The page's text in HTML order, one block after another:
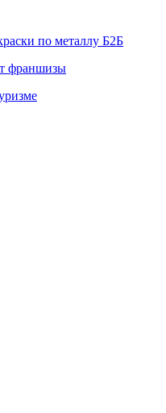
по металлу Б2Б
франшизы